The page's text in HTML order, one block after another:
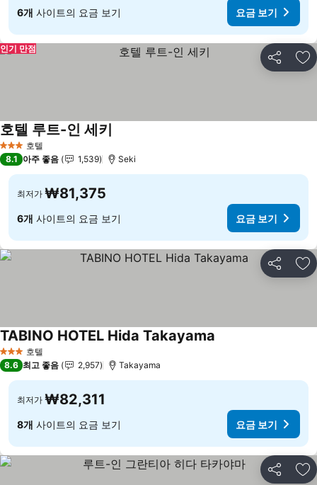
6개 사이트의 요금 보기 요금 보기
공유 즐
인기 만점
3 성급 호텔
호텔 루트-인 세키
8.1 아주 좋음 1,539 Seki
최저가 ₩81,375
6개 사이트의 요금 보기 요금 보기
공유 즐
3 성급 호텔
TABINO HOTEL Hida Takayama
8.6 최고 좋음 2,957 Takayama
최저가 ₩82,311
8개 사이트의 요금 보기 요금 보기
공유 즐